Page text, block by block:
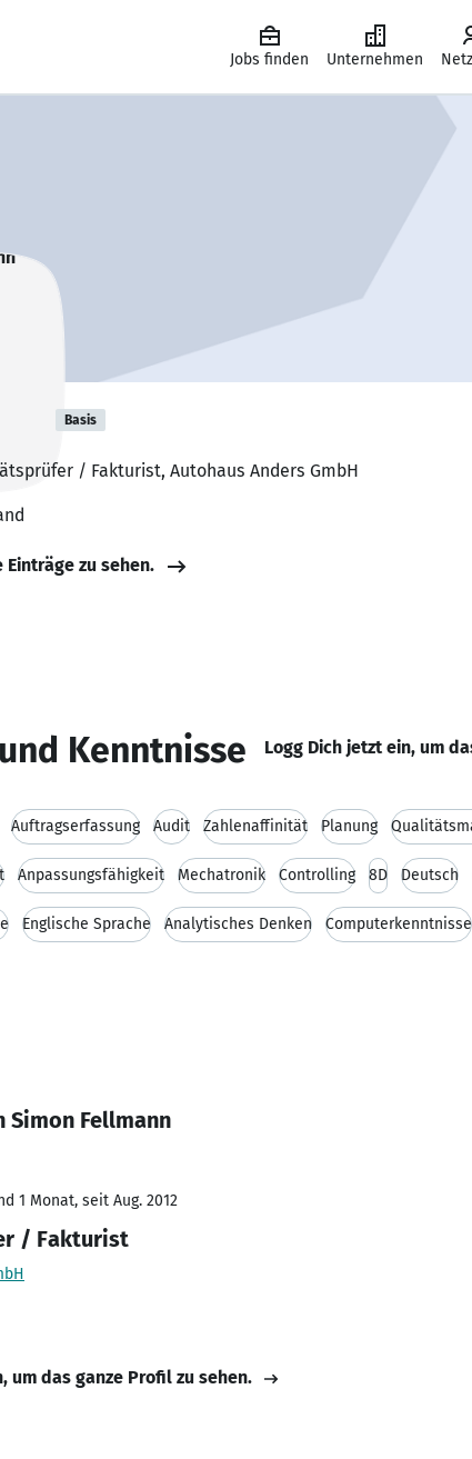
Jobs finden Unternehmen
Basis
/ Fakturist, Autohaus Anders GmbH
Einträge zu sehen.
Kenntnisse Logg Dich jetzt ein, um
Auftragserfassung Audit Zahlenaffinität Planung
Anpassungsfähigkeit Mechatronik Controlling 8D Deutsch
Englische Sprache Analytisches Denken Computerkenntnisse
Simon Fellmann
1 Monat, seit Aug. 2012
/ Fakturist
um das ganze Profil zu sehen.